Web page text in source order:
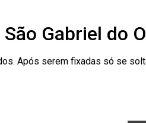
Gabriel do
Após serem fixadas só se